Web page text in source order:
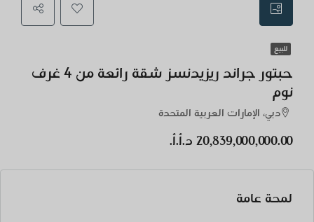
للبيع
حبتور جراند ريزيدنسز شقة رائعة من 4 غرف
نوم
دبي، الإمارات العربية المتحدة
20,839,000,000.00 د.أ.أ.
لمحة عامة